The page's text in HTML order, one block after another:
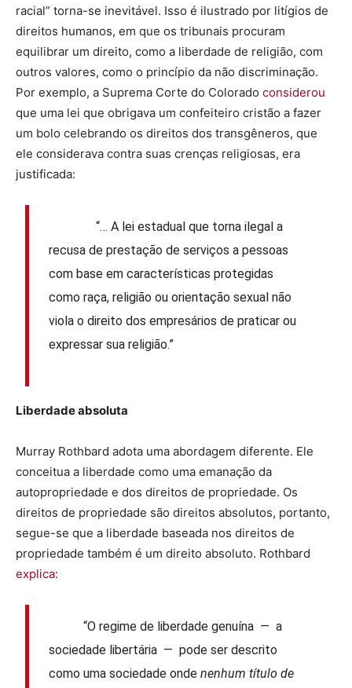
racial” torna-se inevitável. Isso é ilustrado por litígios de
direitos humanos, em que os tribunais procuram
equilibrar um direito, como a liberdade de religião, com
outros valores, como o princípio da não discriminação.
Por exemplo, a Suprema Corte do Colorado considerou
que uma lei que obrigava um confeiteiro cristão a fazer
um bolo celebrando os direitos dos transgêneros, que
ele considerava contra suas crenças religiosas, era
justificada:
“… A lei estadual que torna ilegal a
recusa de prestação de serviços a pessoas
com base em características protegidas
como raça, religião ou orientação sexual não
viola o direito dos empresários de praticar ou
expressar sua religião.”
Liberdade absoluta
Murray Rothbard adota uma abordagem diferente. Ele
conceitua a liberdade como uma emanação da
autopropriedade e dos direitos de propriedade. Os
direitos de propriedade são direitos absolutos, portanto,
segue-se que a liberdade baseada nos direitos de
propriedade também é um direito absoluto. Rothbard
explica:
“O regime de liberdade genuína — a
sociedade libertária — pode ser descrito
como uma sociedade ondenenhum título de